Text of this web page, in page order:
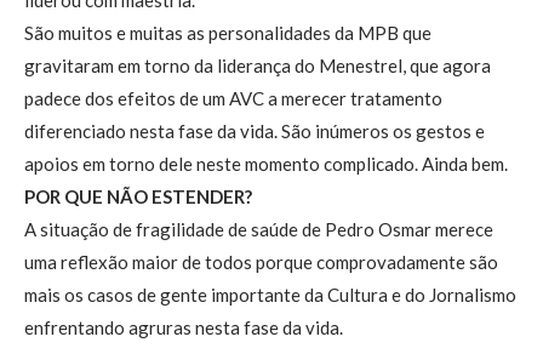
São muitos e muitas as personalidades da MPB que
gravitaram em torno da liderança do Menestrel, que agora
padece dos efeitos de um AVC a merecer tratamento
diferenciado nesta fase da vida. São inúmeros os gestos e
apoios em torno dele neste momento complicado. Ainda bem.
POR QUE NÃO ESTENDER?
A situação de fragilidade de saúde de Pedro Osmar merece
uma reflexão maior de todos porque comprovadamente são
mais os casos de gente importante da Cultura e do Jornalismo
enfrentando agruras nesta fase da vida.